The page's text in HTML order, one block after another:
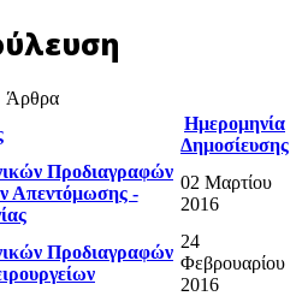
Άρθρα
Ημερομηνία
Δημοσίευσης
Προδιαγραφών
Απεντόμωσης -
02 Μαρτίου
2016
Προδιαγραφών
24
Φεβρουαρίου
2016